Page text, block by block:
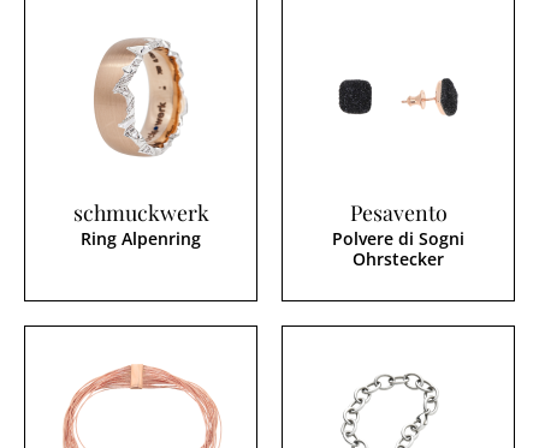
schmuckwerk
Ring Alpenring
Pesavento
Polvere di Sogni
Ohrstecker